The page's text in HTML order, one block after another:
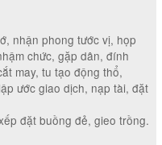
nhận phong tước vị, họp
chức, gặp dân, đính
may, tu tạo động thổ,
ước giao dịch, nạp tài, đặt
đặt buồng đẻ, gieo trồng.